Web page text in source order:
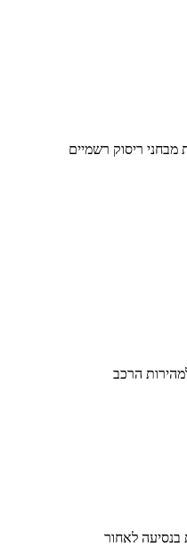
ריסוק רשמיים